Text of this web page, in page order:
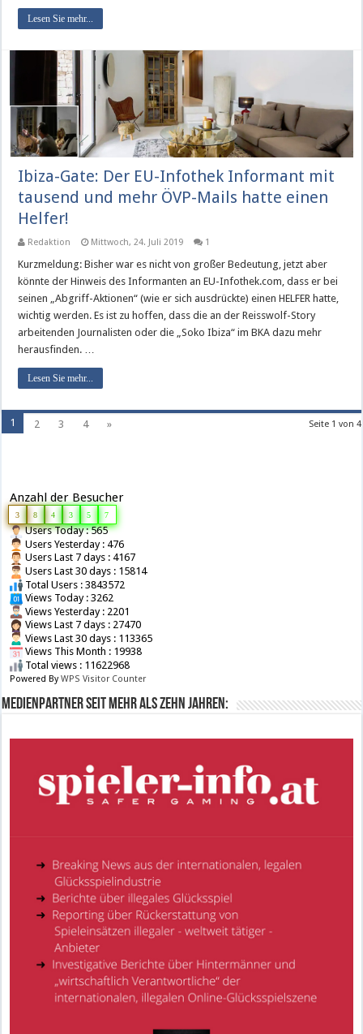
Lesen Sie mehr...
Ibiza-Gate: Der EU-Infothek Informant mit
tausend und mehr ÖVP-Mails hatte einen
Helfer!
Redaktion Mittwoch, 24. Juli 2019 1
Kurzmeldung: Bisher war es nicht von großer Bedeutung, jetzt aber
könnte der Hinweis des Informanten an EU-Infothek.com, dass er bei
seinen „Abgriff-Aktionen“ (wie er sich ausdrückte) einen HELFER hatte,
wichtig werden. Es ist zu hoffen, dass die an der Reisswolf-Story
arbeitenden Journalisten oder die „Soko Ibiza“ im BKA dazu mehr
herausfinden. …
Lesen Sie mehr...
Seite 1 von 4
1 2 3 4 »
Anzahl der Besucher
3 8 4 3 5 7
Users Today : 565
Users Yesterday : 476
Users Last 7 days : 4167
Users Last 30 days : 15814
Total Users : 3843572
Views Today : 3262
Views Yesterday : 2201
Views Last 7 days : 27470
Views Last 30 days : 113365
Views This Month : 19938
Total views : 11622968
Powered ByWPS Visitor Counter
Medienpartner seit mehr als zehn Jahren: